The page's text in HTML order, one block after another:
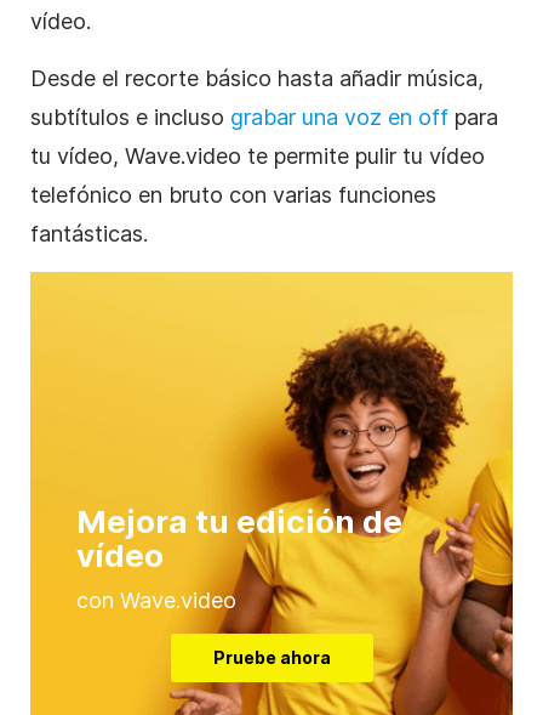
vídeo.
Desde el recorte básico hasta añadir música,
subtítulos e incluso grabar una voz en off para
tu vídeo, Wave.video te permite pulir tu vídeo
telefónico en bruto con varias funciones
fantásticas.
Mejora tu edición de
vídeo
con Wave.video
Pruebe ahora